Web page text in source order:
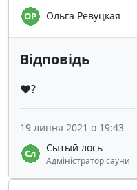
Ольга Ревуцкая
Відповідь
❤️?
Сытый лось
Адміністратор сауни
19 липня 2021 о 19:43